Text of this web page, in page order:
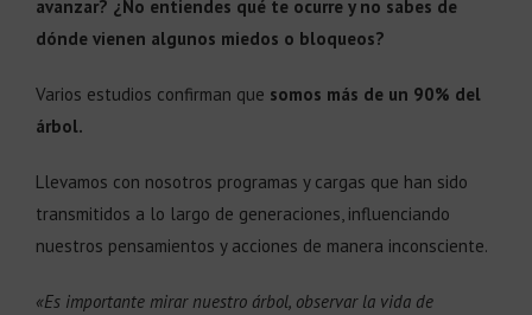
avanzar? ¿No entiendes qué te ocurre y no sabes de
dónde vienen algunos miedos o bloqueos?
Varios estudios confirman que somos más de un 90% del
árbol.
Llevamos con nosotros programas y cargas que han sido
transmitidos a lo largo de generaciones, influenciando
nuestros pensamientos y acciones de manera inconsciente.
«Es importante mirar nuestro árbol, observar la vida de